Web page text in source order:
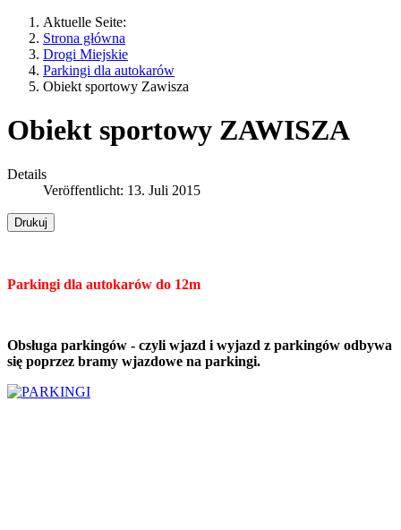
Aktuelle Seite:
Strona główna
Drogi Miejskie
Parkingi dla autokarów
Obiekt sportowy Zawisza
Obiekt sportowy ZAWISZA
Details
Veröffentlicht: 13. Juli 2015
Drukuj
Parkingi dla autokarów do 12m
Obsługa parkingów - czyli wjazd i wyjazd z parkingów odbywa
się poprzez bramy wjazdowe na parkingi.